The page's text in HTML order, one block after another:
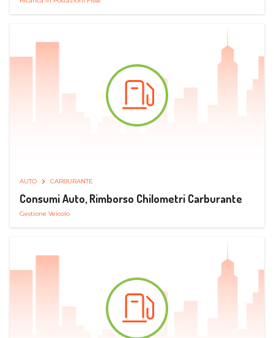
AUTO CARBURANTE
Consumi Auto, Rimborso Chilometri Carburante
Gestione Veicolo